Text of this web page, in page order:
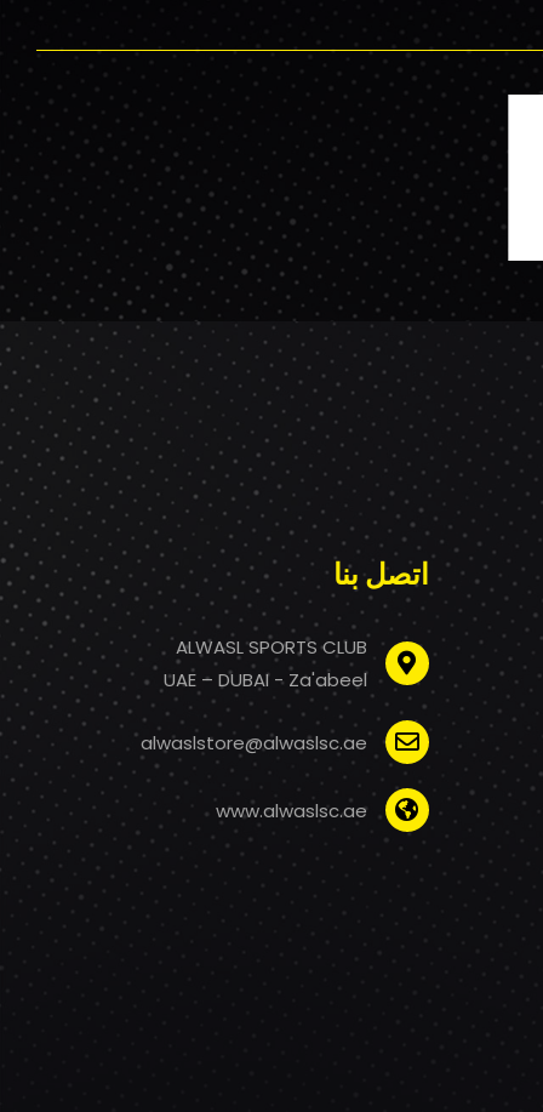
اتصل بنا
ALWASL SPORTS CLUB
UAE – DUBAI - Za'abeel
alwaslstore@alwaslsc.ae
www.alwaslsc.ae